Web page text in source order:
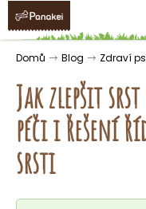
Přejít
obsah
Domů Blog Zdraví
Jak zlepšit
péči i řešení
srsti
K
o Zpět
Zpět
C
o
p